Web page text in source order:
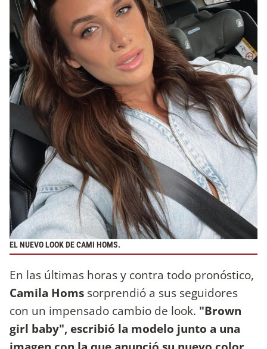
EL NUEVO LOOK DE CAMI HOMS.
En las últimas horas y contra todo pronóstico,
Camila Homs sorprendió a sus seguidores
con un impensado cambio de look. "Brown
girl baby", escribió la modelo junto a una